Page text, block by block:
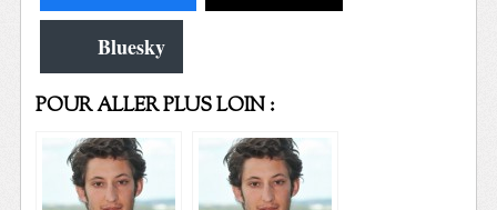
Bluesky
POUR ALLER PLUS LOIN :